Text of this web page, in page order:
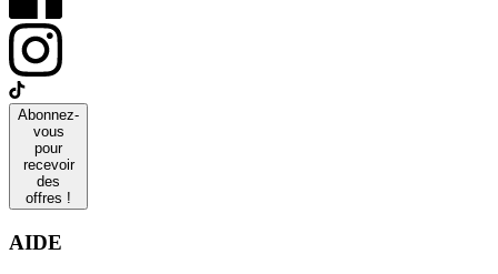
Abonnez-
vous
pour
recevoir
des
offres !
AIDE